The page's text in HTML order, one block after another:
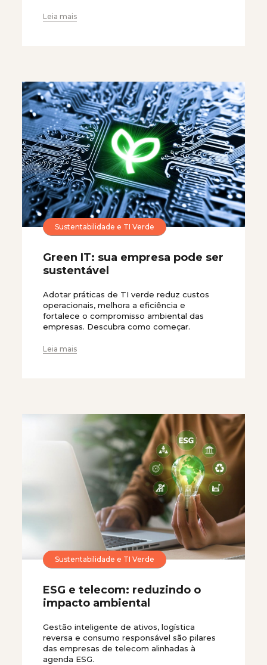
Leia mais
Sustentabilidade e TI Verde
Green IT: sua empresa pode ser
sustentável
Adotar práticas de TI verde reduz custos
operacionais, melhora a eficiência e
fortalece o compromisso ambiental das
empresas. Descubra como começar.
Leia mais
Sustentabilidade e TI Verde
ESG e telecom: reduzindo o
impacto ambiental
Gestão inteligente de ativos, logística
reversa e consumo responsável são pilares
das empresas de telecom alinhadas à
agenda ESG.